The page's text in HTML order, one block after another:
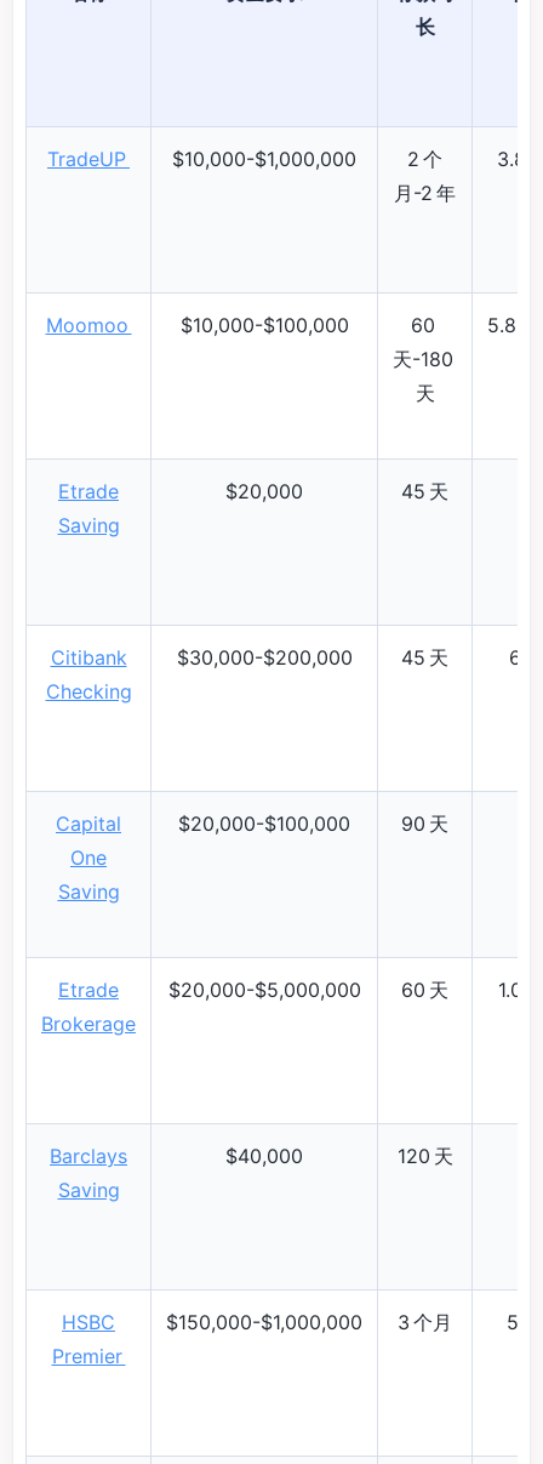
长
TradeUP $10,000-$1,000,000
2 个
月-2 年
Moomoo $10,000-$100,000
60
天-180
天
Etrade
Saving
$20,000 45 天
Citibank
Checking
$30,000-$200,000 45 天
Capital
One
Saving
$20,000-$100,000 90 天
Etrade
Brokerage
$20,000-$5,000,000 60 天
Barclays
Saving
$40,000 120 天
HSBC
Premier
$150,000-$1,000,000 3 个月